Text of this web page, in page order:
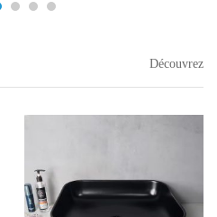
Découvrez